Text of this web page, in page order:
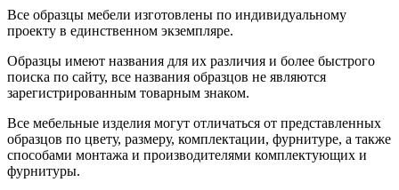
Все образцы мебели изготовлены по индивидуальному
проекту в единственном экземпляре.
Образцы имеют названия для их различия и более быстрого
поиска по сайту, все названия образцов не являются
зарегистрированным товарным знаком.
Все мебельные изделия могут отличаться от представленных
образцов по цвету, размеру, комплектации, фурнитуре, а также
способами монтажа и производителями комплектующих и
фурнитуры.